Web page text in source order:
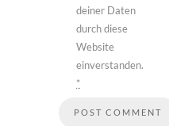
deiner Daten
durch diese
Website
einverstanden.
*